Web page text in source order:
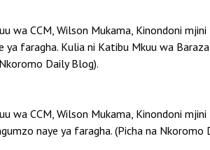
wa CCM, Wilson Mukama, Kinondoni mjini
faragha. Kulia ni Katibu Mkuu wa
Daily Blog).
wa CCM, Wilson Mukama, Kinondoni mjini
naye ya faragha. (Picha na Nkoromo